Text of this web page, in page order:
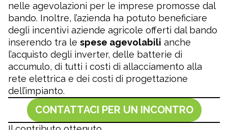
nelle agevolazioni per le imprese promosse dal
bando. Inoltre, l’azienda ha potuto beneficiare
degli incentivi aziende agricole offerti dal bando
inserendo tra le spese agevolabili anche
l’acquisto degli inverter, delle batterie di
accumulo, di tutti i costi di allacciamento alla
rete elettrica e dei costi di progettazione
dell’impianto.
CONTATTACI PER UN INCONTRO